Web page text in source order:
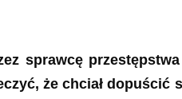
sprawcę
że chciał